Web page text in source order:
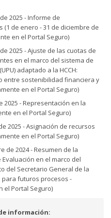
2025 - Informe de
de enero - 31 de diciembre de
en el Portal Seguro)
2025 - Ajuste de las cuotas de
en el marco del sistema de
adaptado a la HCCH:
entre sostenibilidad financiera y
en el Portal Seguro)
2025 - Representación en la
en el Portal Seguro)
2025 - Asignación de recursos
en el Portal Seguro)
de 2024 - Resumen de la
en el marco del
del Secretario General de la
para futuros procesos -
el Portal Seguro)
información: